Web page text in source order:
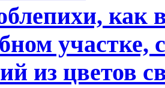
как
участке,
из цветов